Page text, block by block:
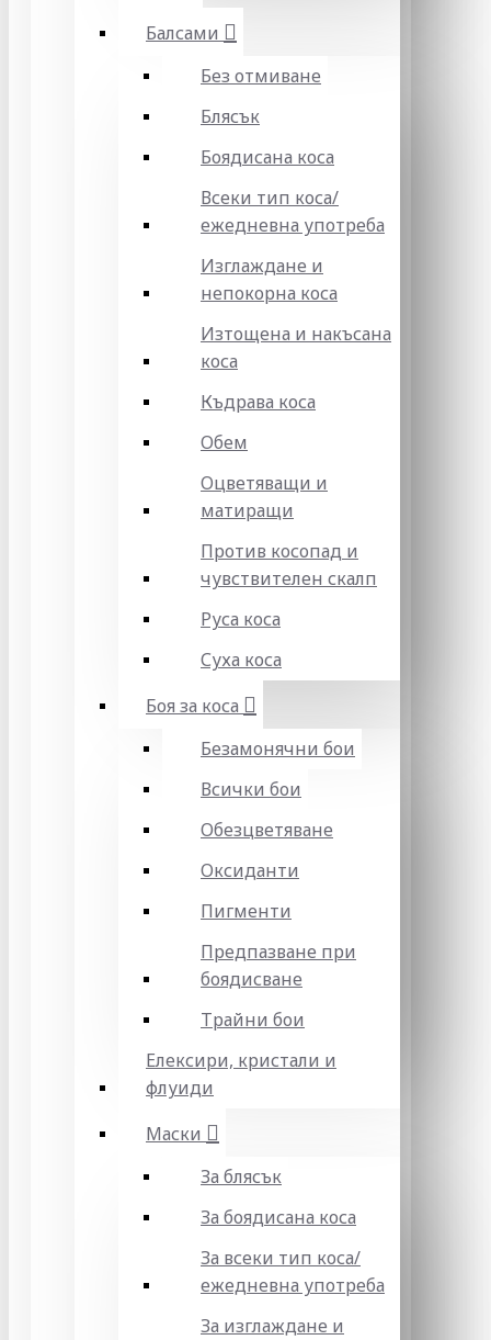
Балсами
Без отмиване
Блясък
Боядисана коса
Всеки тип коса/
ежедневна употреба
Изглаждане и
непокорна коса
Изтощена и накъсана
коса
Къдрава коса
Обем
Оцветяващи и
матиращи
Против косопад и
чувствителен скалп
Руса коса
Суха коса
Боя за коса
Безамонячни бои
Всички бои
Обезцветяване
Оксиданти
Пигменти
Предпазване при
боядисване
Трайни бои
Елексири, кристали и
флуиди
Маски
За блясък
За боядисана коса
За всеки тип коса/
ежедневна употреба
За изглаждане и